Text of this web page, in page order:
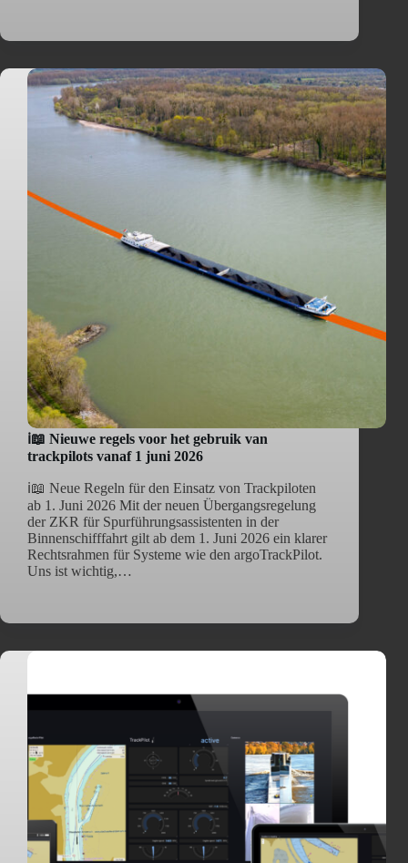
ℹ️📖 Nieuwe regels voor het gebruik van
trackpilots vanaf 1 juni 2026
ℹ️📖 Neue Regeln für den Einsatz von Trackpiloten
ab 1. Juni 2026 Mit der neuen Übergangsregelung
der ZKR für Spurführungsassistenten in der
Binnenschifffahrt gilt ab dem 1. Juni 2026 ein klarer
Rechtsrahmen für Systeme wie den argoTrackPilot.
Uns ist wichtig,…